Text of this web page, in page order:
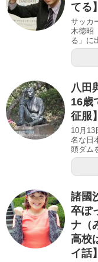
てる】
サッカ
木徳昭
る」に
八田
16歳
征服】
10月13
名な日
頭ダム
諸國
卒ぽ
ナ（
高校
イ話】